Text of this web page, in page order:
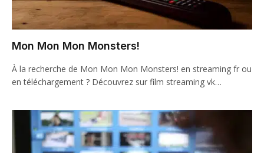
Mon Mon Mon Monsters!
À la recherche de Mon Mon Mon Monsters! en streaming fr ou
en téléchargement ? Découvrez sur film streaming vk…